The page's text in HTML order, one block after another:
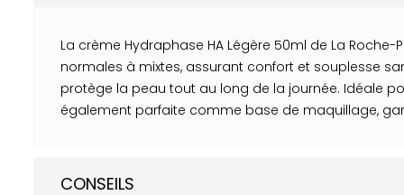
La crème Hydraphase HA Légère 50ml de La
normales à mixtes, assurant confort et souplesse
protège la peau tout au long de la journée. Idéale
également parfaite comme base de maquillage,
CONSEILS